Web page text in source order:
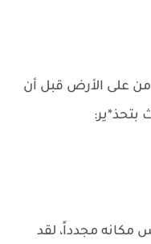
على الأرض قبل أن
بتحذ*ير:
مكانه مجدداً، لقد